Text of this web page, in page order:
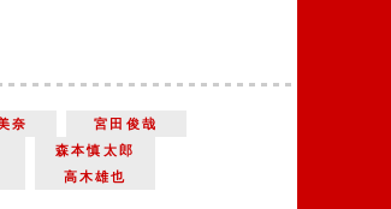
奈
宮田俊哉
森本慎太郎
高木雄也